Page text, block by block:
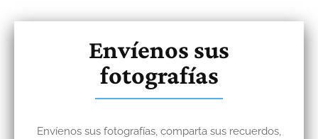
Envíenos sus
fotografías
Envíenos sus fotografías, comparta sus recuerdos,